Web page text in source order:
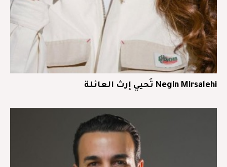
Negin Mirsalehi تُحيي إرث العائلة